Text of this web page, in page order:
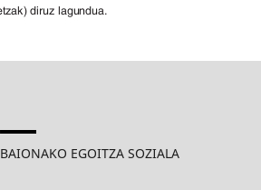
BAIONAKO EGOITZA SOZIALA